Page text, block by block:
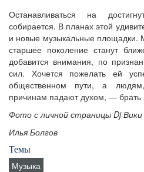
Останавливаться на
собирается. В планах этой
и новые музыкальные площадки.
старшее поколение станут
добавится внимания, по
сил. Хочется пожелать ей
общественном пути, а
причинам падают духом, — брать
Фото с личной страницы Dj Вики
Илья Болгов
Темы
Музыка